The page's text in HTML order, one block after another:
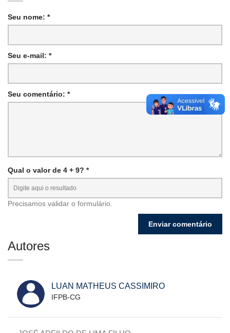
Seu nome: *
Seu e-mail: *
Seu comentário: *
Qual o valor de 4 + 9? *
Precisamos validar o formulário.
Autores
LUAN MATHEUS CASSIMIRO
IFPB-CG